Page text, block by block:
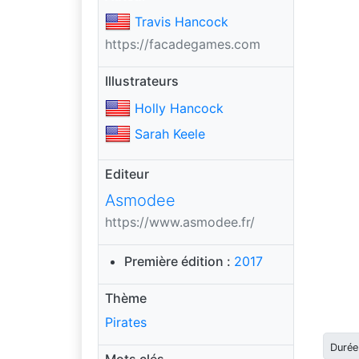
Travis Hancock
https://facadegames.com
Illustrateurs
Holly Hancock
Sarah Keele
Editeur
Asmodee
https://www.asmodee.fr/
Première édition : 2017
Thème
Pirates
Durée